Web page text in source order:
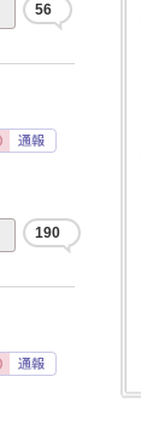
56
190